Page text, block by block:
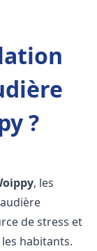
?
, les
de stress et
habitants.